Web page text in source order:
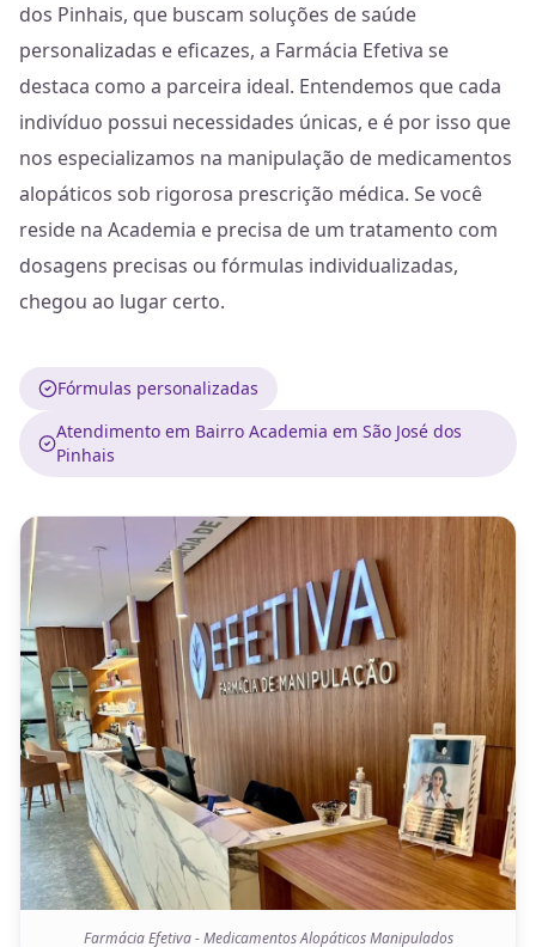
dos Pinhais, que buscam soluções de saúde
personalizadas e eficazes, a Farmácia Efetiva se
destaca como a parceira ideal. Entendemos que cada
indivíduo possui necessidades únicas, e é por isso que
nos especializamos na manipulação de medicamentos
alopáticos sob rigorosa prescrição médica. Se você
reside na Academia e precisa de um tratamento com
dosagens precisas ou fórmulas individualizadas,
chegou ao lugar certo.
Fórmulas personalizadas
Atendimento em Bairro Academia em São José dos
Pinhais
Farmácia Efetiva - Medicamentos Alopáticos Manipulados